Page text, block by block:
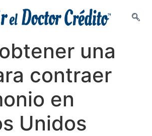
una
contraer
en
Unidos